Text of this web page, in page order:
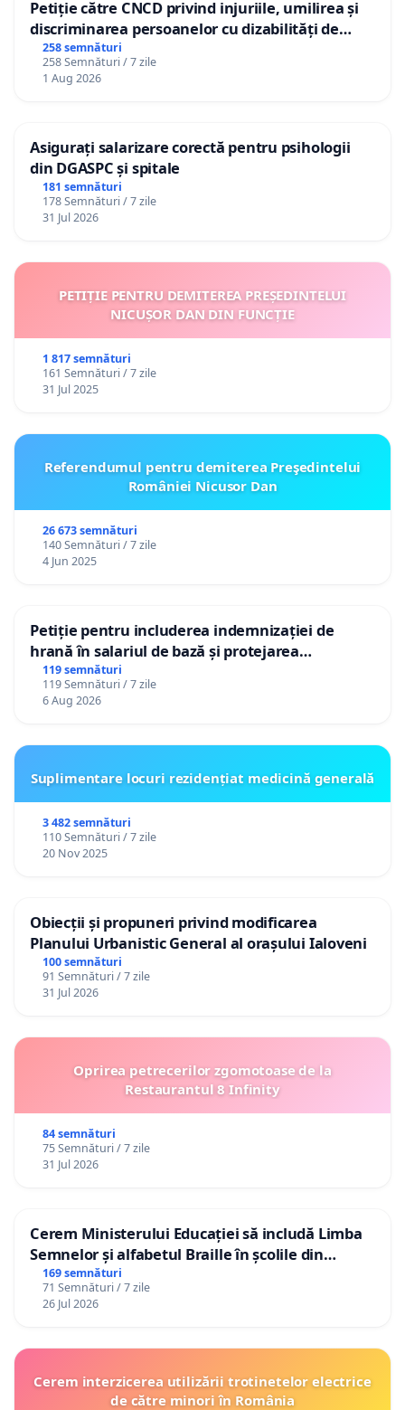
Petiție către CNCD privind injuriile, umilirea și
discriminarea persoanelor cu dizabilități de
către utilizatorul TikTok „Gorici”
258 semnături
258 Semnături / 7 zile
1 Aug 2026
Asigurați salarizare corectă pentru psihologii
din DGASPC și spitale
181 semnături
178 Semnături / 7 zile
31 Jul 2026
PETIȚIE PENTRU DEMITEREA PREȘEDINTELUI
NICUȘOR DAN DIN FUNCȚIE
1 817 semnături
161 Semnături / 7 zile
31 Jul 2025
Referendumul pentru demiterea Preşedintelui
României Nicusor Dan
26 673 semnături
140 Semnături / 7 zile
4 Jun 2025
Petiție pentru includerea indemnizației de
hrană în salariul de bază și protejarea
gradațiilor de vechime pentru asistenții
personali
119 semnături
119 Semnături / 7 zile
6 Aug 2026
Suplimentare locuri rezidențiat medicină generală
3 482 semnături
110 Semnături / 7 zile
20 Nov 2025
Obiecții și propuneri privind modificarea
Planului Urbanistic General al orașului Ialoveni
100 semnături
91 Semnături / 7 zile
31 Jul 2026
Oprirea petrecerilor zgomotoase de la
Restaurantul 8 Infinity
84 semnături
75 Semnături / 7 zile
31 Jul 2026
Cerem Ministerului Educației să includă Limba
Semnelor și alfabetul Braille în școlile din
Republica Moldova!
169 semnături
71 Semnături / 7 zile
26 Jul 2026
Cerem interzicerea utilizării trotinetelor electrice
de către minori în România